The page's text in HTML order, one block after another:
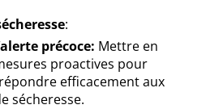
:
précoce: Mettre en
proactives pour
efficacement aux
sécheresse.